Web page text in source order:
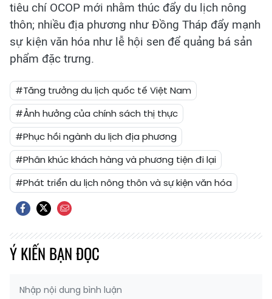
tiêu chí OCOP mới nhằm thúc đẩy du lịch nông
thôn; nhiều địa phương như Đồng Tháp đẩy mạnh
sự kiện văn hóa như lễ hội sen để quảng bá sản
phẩm đặc trưng.
#Tăng trưởng du lịch quốc tế Việt Nam
#Ảnh hưởng của chính sách thị thực
#Phục hồi ngành du lịch địa phương
#Phân khúc khách hàng và phương tiện đi lại
#Phát triển du lịch nông thôn và sự kiện văn hóa
Ý KIẾN BẠN ĐỌC